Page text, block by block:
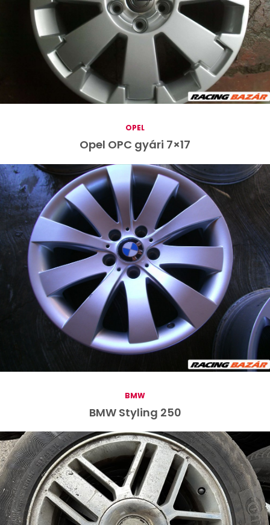
Opel OPC gyári 7×17
OPEL
BMW Styling 250
BMW